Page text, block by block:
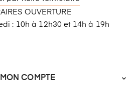
OUVERTURE
: 10h à 12h30 et 14h à 19h
MON COMPTE 